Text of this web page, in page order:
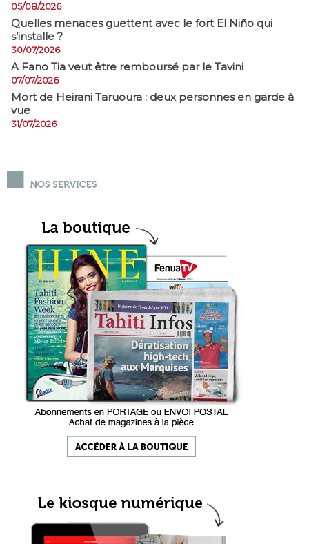
05/08/2026
Quelles menaces guettent avec le fort El Niño qui
s’installe ?
30/07/2026
A Fano Tia veut être remboursé par le Tavini
07/07/2026
Mort de Heirani Taruoura : deux personnes en garde à
vue
31/07/2026